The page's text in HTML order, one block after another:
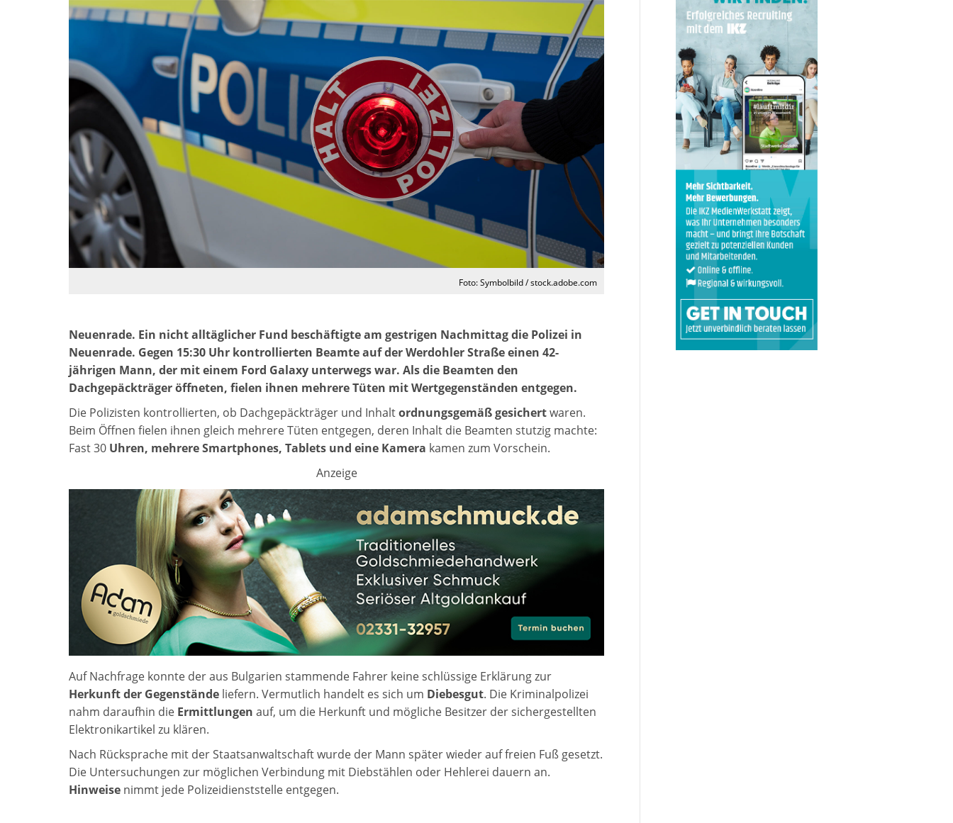
Foto: Symbolbild / stock.adobe.com
Neuenrade. Ein nicht alltäglicher Fund beschäftigte am gestrigen Nachmittag die Polizei in
Neuenrade. Gegen 15:30 Uhr kontrollierten Beamte auf der Werdohler Straße einen 42-
jährigen Mann, der mit einem Ford Galaxy unterwegs war. Als die Beamten den
Dachgepäckträger öffneten, fielen ihnen mehrere Tüten mit Wertgegenständen entgegen.
Die Polizisten kontrollierten, ob Dachgepäckträger und Inhaltordnungsgemäß gesichertwaren.
Beim Öffnen fielen ihnen gleich mehrere Tüten entgegen, deren Inhalt die Beamten stutzig machte:
Fast 30 Uhren, mehrere Smartphones, Tablets und eine Kamera kamen zum Vorschein.
Anzeige
Auf Nachfrage konnte der aus Bulgarien stammende Fahrer keine schlüssige Erklärung zur
Herkunft der Gegenstände liefern. Vermutlich handelt es sich um Diebesgut. Die Kriminalpolizei
nahm daraufhin die Ermittlungen auf, um die Herkunft und mögliche Besitzer der sichergestellten
Elektronikartikel zu klären.
Nach Rücksprache mit der Staatsanwaltschaft wurde der Mann später wieder auf freien Fuß gesetzt.
Die Untersuchungen zur möglichen Verbindung mit Diebstählen oder Hehlerei dauern an.
Hinweise nimmt jede Polizeidienststelle entgegen.